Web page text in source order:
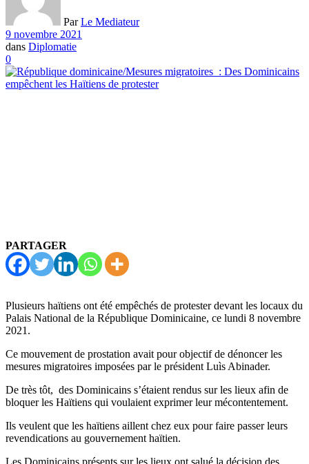
Par Le Mediateur
9 novembre 2021
dans Diplomatie
0
PARTAGER
Plusieurs haïtiens ont été empêchés de protester devant les locaux du
Palais National de la République Dominicaine, ce lundi 8 novembre
2021.
Ce mouvement de prostation avait pour objectif de dénoncer les
mesures migratoires imposées par le président Luìs Abinader.
De très tôt, des Dominicains s’étaient rendus sur les lieux afin de
bloquer les Haïtiens qui voulaient exprimer leur mécontentement.
Ils veulent que les haïtiens aillent chez eux pour faire passer leurs
revendications au gouvernement haïtien.
Les Dominicains présents sur les lieux ont salué la décision des